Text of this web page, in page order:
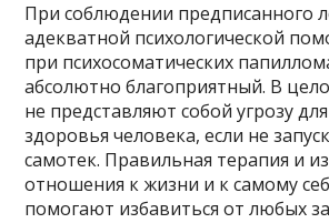
При соблюдении предписанного
адекватной психологической
при психосоматических
абсолютно благоприятный. В
не представляют собой угрозу
здоровья человека, если не
самотек. Правильная терапия и
отношения к жизни и к самому
помогают избавиться от любых